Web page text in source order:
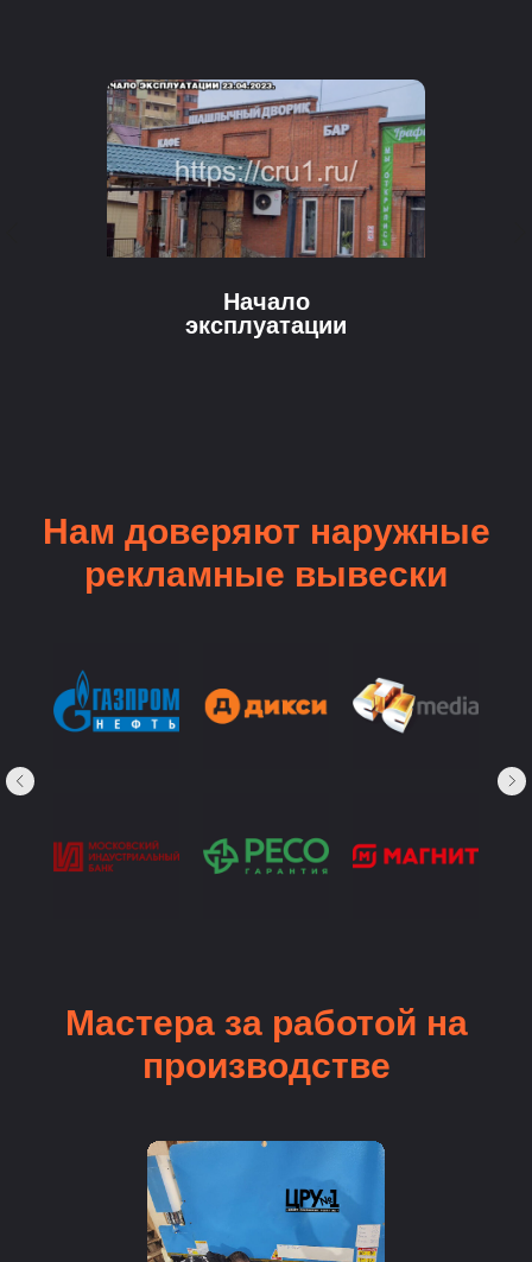
Начало
эксплуатации
Нам доверяют наружные
рекламные вывески
Мастера за работой на
производстве